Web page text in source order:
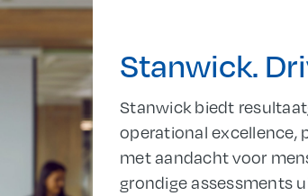
Stanwick.
Stanwick biedt
operational excellence,
met aandacht voor
grondige assessments